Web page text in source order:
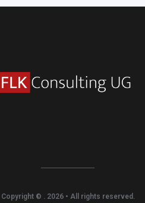
Copyright © . 2026 • All rights reserved.